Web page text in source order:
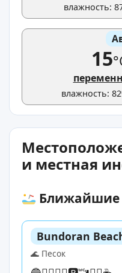
влажность:
15
влажность:
и местная
Ближайшие
Bundoran
🌊 Песок